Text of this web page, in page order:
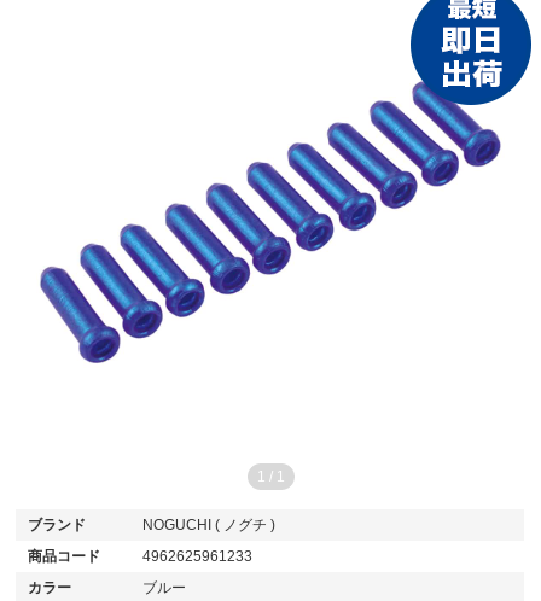
1 / 1
ブランド
NOGUCHI ( ノグチ )
商品コード
4962625961233
カラー
ブルー